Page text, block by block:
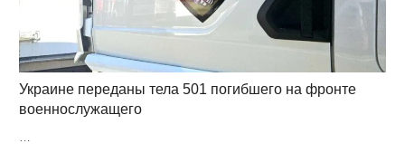
Украине переданы тела 501 погибшего на фронте
военнослужащего